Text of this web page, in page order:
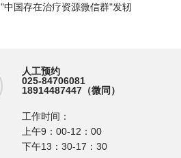
"中国存在治疗资源微信群"发轫
人工预约
025-84706081
18914487447（微同）
工作时间：
上午9：00-12：00
下午13：30-17：30